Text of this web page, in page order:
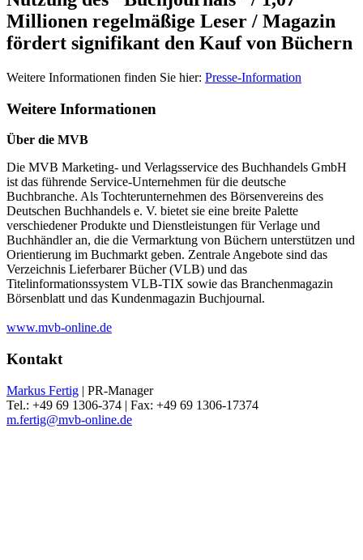
Millionen regelmäßige Leser / Magazin
fördert signifikant den Kauf von Büchern
Weitere Informationen finden Sie hier: Presse-Information
Weitere Informationen
Über die MVB
Die MVB Marketing- und Verlagsservice des Buchhandels GmbH
ist das führende Service-Unternehmen für die deutsche
Buchbranche. Als Tochterunternehmen des Börsenvereins des
Deutschen Buchhandels e. V. bietet sie eine breite Palette
verschiedener Produkte und Dienstleistungen für Verlage und
Buchhändler an, die die Vermarktung von Büchern unterstützen und
Orientierung im Buchmarkt geben. Zentrale Angebote sind das
Verzeichnis Lieferbarer Bücher (VLB) und das
Titelinformationssystem VLB-TIX sowie das Branchenmagazin
Börsenblatt und das Kundenmagazin Buchjournal.
www.mvb-online.de
Kontakt
Markus Fertig | PR-Manager
Tel.: +49 69 1306-374 | Fax: +49 69 1306-17374
m.fertig@mvb-online.de